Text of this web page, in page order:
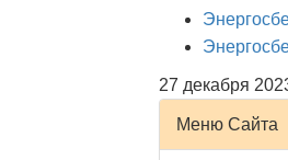
27 декабря
Меню Сайта